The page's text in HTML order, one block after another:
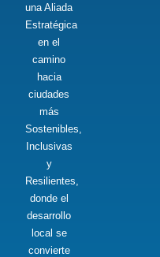
una Aliada
Estratégica
en el
camino
hacia
ciudades
más
Sostenibles,
Inclusivas
y
Resilientes,
donde el
desarrollo
local se
convierte